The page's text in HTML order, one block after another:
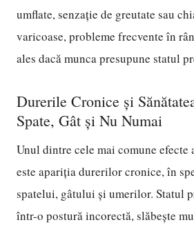
umflate, senzație de greutate sau
varicoase, probleme frecvente în
ales dacă munca presupune statul
Durerile Cronice și
Spate, Gât și Nu Numai
Unul dintre cele mai comune efecte
este apariția durerilor cronice, în
spatelui, gâtului și umerilor. Statul
într-o postură incorectă, slăbește